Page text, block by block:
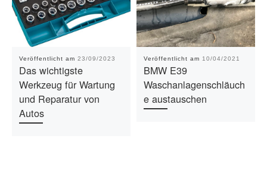
Veröffentlicht am 23/09/2023
Das wichtigste
Werkzeug für Wartung
und Reparatur von
Autos
Veröffentlicht am 10/04/2021
BMW E39
Waschanlagenschläuch
e austauschen